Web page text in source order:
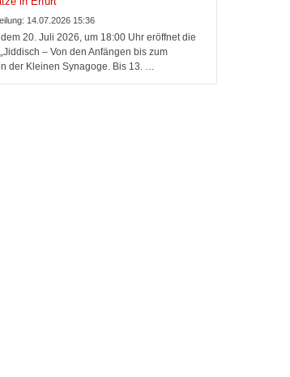
14.07.2026 15:36
20. Juli 2026, um 18:00 Uhr eröffnet die
– Von den Anfängen bis zum
der Kleinen Synagoge. Bis 13. …